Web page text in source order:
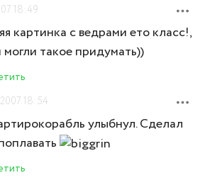
18:49
картинка с ведрами ето класс!,
такое придумать))
18:54
улыбнул. Сделал